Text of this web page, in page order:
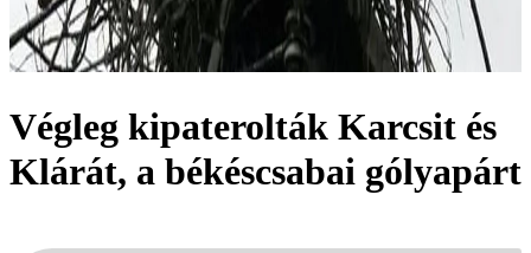
Végleg kipaterolták Karcsit és
Klárát, a békéscsabai gólyapárt